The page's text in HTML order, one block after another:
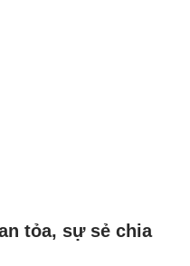
tỏa, sự sẻ chia